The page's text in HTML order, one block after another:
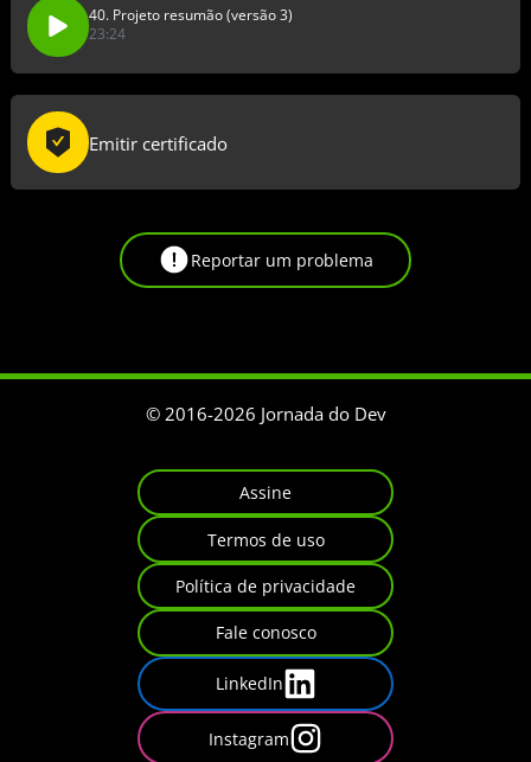
40. Projeto resumão (versão 3)
23:24
Emitir certificado
Reportar um problema
© 2016-2026 Jornada do Dev
Assine
Termos de uso
Política de privacidade
Fale conosco
LinkedIn
Instagram